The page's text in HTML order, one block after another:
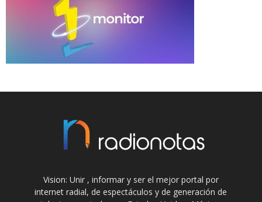
Vision: Unir , informar y ser el mejor portal por
internet radial, de espectáculos y de generación de